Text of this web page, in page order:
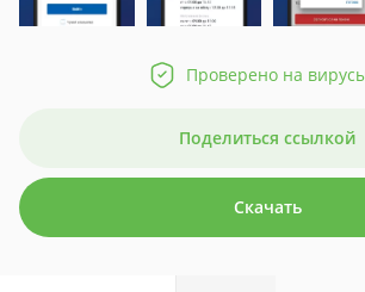
Проверено на
Поделиться ссылкой
Скачать